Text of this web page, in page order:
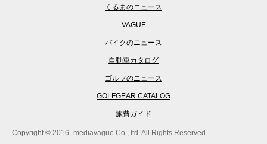
くるまのニュース
VAGUE
バイクのニュース
自動車カタログ
ゴルフのニュース
GOLFGEAR CATALOG
旅費ガイド
Copyright © 2016- mediavague Co., ltd. All Rights Reserved.